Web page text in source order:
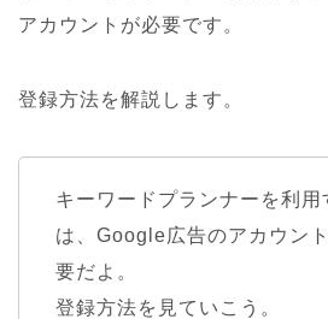
アカウントが必要です。
登録方法を解説します。
キーワードプランナーを利用
は、Google広告のアカウン
要だよ。
登録方法を見ていこう。